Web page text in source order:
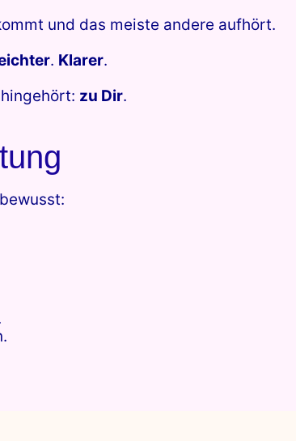
und das meiste andere aufhört.
. Klarer.
zu Dir.